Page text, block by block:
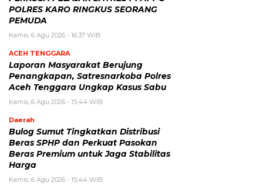
POLRES KARO RINGKUS SEORANG
PEMUDA
Kamis, 6 Agu 2026 - 16:37 WIB
ACEH TENGGARA
Laporan Masyarakat Berujung
Penangkapan, Satresnarkoba Polres
Aceh Tenggara Ungkap Kasus Sabu
Kamis, 6 Agu 2026 - 15:44 WIB
Daerah
Bulog Sumut Tingkatkan Distribusi
Beras SPHP dan Perkuat Pasokan
Beras Premium untuk Jaga Stabilitas
Harga
Kamis, 6 Agu 2026 - 15:44 WIB